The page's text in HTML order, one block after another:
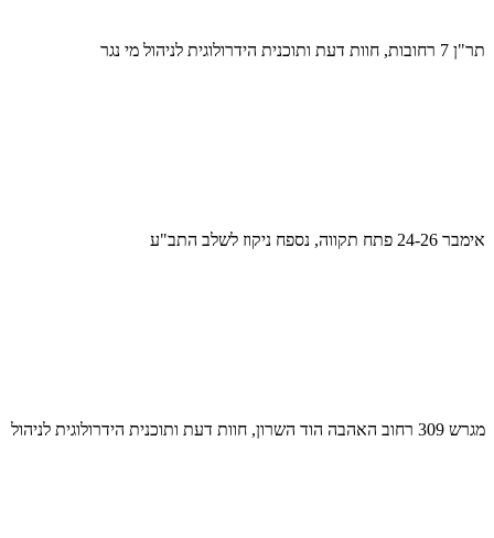
תר"ן 7 רחובות, חוות דעת ותוכנית הידרולוגית לניהול מי נגר
אימבר 24-26 פתח תקווה, נספח ניקוז לשלב התב"ע
מגרש 309 רחוב האהבה הוד השרון, חוות דעת ותוכנית הידרולוגית לניהול